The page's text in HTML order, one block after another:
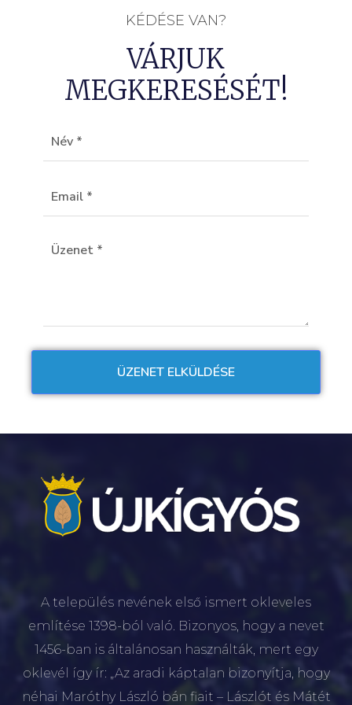
KÉDÉSE VAN?
VÁRJUK
MEGKERESÉSÉT!
A település nevének első ismert okleveles
említése 1398-ból való. Bizonyos, hogy a nevet
1456-ban is általánosan használták, mert egy
oklevél így ír: „Az aradi káptalan bizonyítja, hogy
néhai Maróthy László bán fiait – Lászlót és Mátét